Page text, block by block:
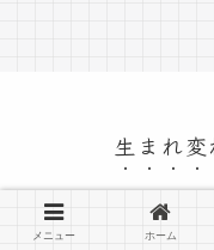
生まれ
© 2009 生
メニュー ホーム